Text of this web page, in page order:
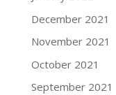
December 2021
November 2021
October 2021
September 2021